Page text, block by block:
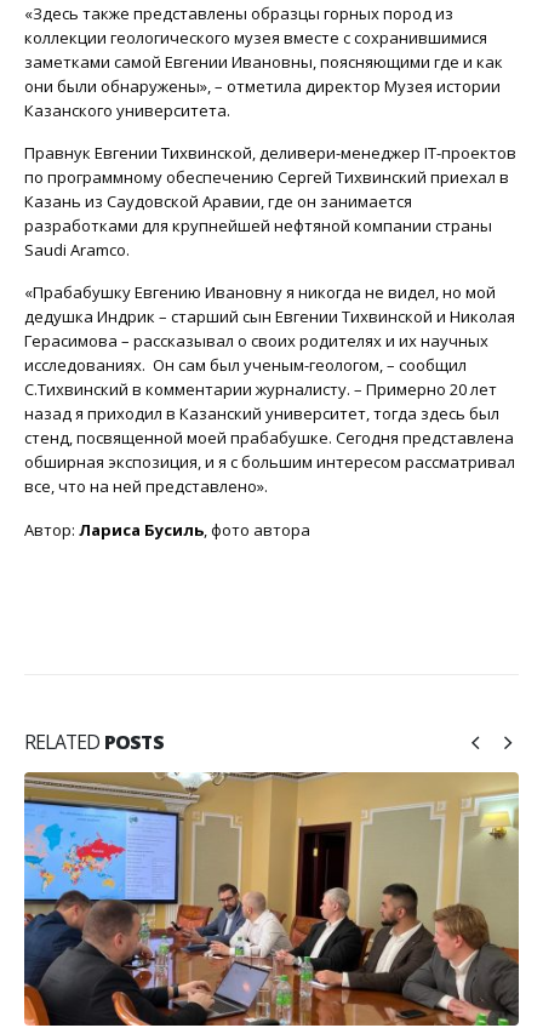
«Здесь также представлены образцы горных пород из
коллекции геологического музея вместе с сохранившимися
заметками самой Евгении Ивановны, поясняющими где и как
они были обнаружены», – отметила директор Музея истории
Казанского университета.
Правнук Евгении Тихвинской, деливери-менеджер IT-проектов
по программному обеспечению Сергей Тихвинский приехал в
Казань из Саудовской Аравии, где он занимается
разработками для крупнейшей нефтяной компании страны
Saudi Aramco.
«Прабабушку Евгению Ивановну я никогда не видел, но мой
дедушка Индрик – старший сын Евгении Тихвинской и Николая
Герасимова – рассказывал о своих родителях и их научных
исследованиях. Он сам был ученым-геологом, – сообщил
С.Тихвинский в комментарии журналисту. – Примерно 20 лет
назад я приходил в Казанский университет, тогда здесь был
стенд, посвященной моей прабабушке. Сегодня представлена
обширная экспозиция, и я с большим интересом рассматривал
все, что на ней представлено».
Автор: Лариса Бусиль , фото автора
RELATED POSTS